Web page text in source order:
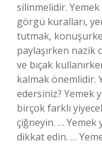
silinmelidir. Yemek
görgü kuralları,
tutmak,
paylaşırken nazik
ve bıçak
kalmak önemlidir.
edersiniz? Yemek
birçok farklı
çiğneyin. …
dikkat edin. …